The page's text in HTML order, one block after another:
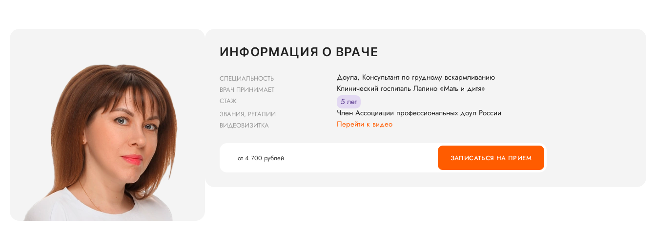
ИНФОРМАЦИЯ О ВРАЧЕ
СПЕЦИАЛЬНОСТЬ Доула, Консультант по грудному вскармливанию
ВРАЧ ПРИНИМАЕТ Клинический госпиталь Лапино «Мать и дитя»
СТАЖ 5 лет
ЗВАНИЯ, РЕГАЛИИ Член Ассоциации профессиональных доул России
ВИДЕОВИЗИТКА Перейти к видео
от 4 700 рублей ЗАПИСАТЬСЯ НА ПРИЕМ